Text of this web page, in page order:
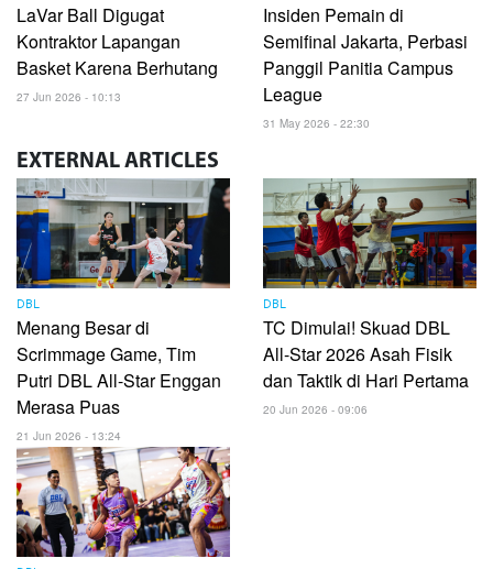
LaVar Ball Digugat
Kontraktor Lapangan
Basket Karena Berhutang
27 Jun 2026 - 10:13
Insiden Pemain di
Semifinal Jakarta, Perbasi
Panggil Panitia Campus
League
31 May 2026 - 22:30
EXTERNAL ARTICLES
DBL
Menang Besar di
Scrimmage Game, Tim
Putri DBL All-Star Enggan
Merasa Puas
21 Jun 2026 - 13:24
DBL
TC Dimulai! Skuad DBL
All-Star 2026 Asah Fisik
dan Taktik di Hari Pertama
20 Jun 2026 - 09:06